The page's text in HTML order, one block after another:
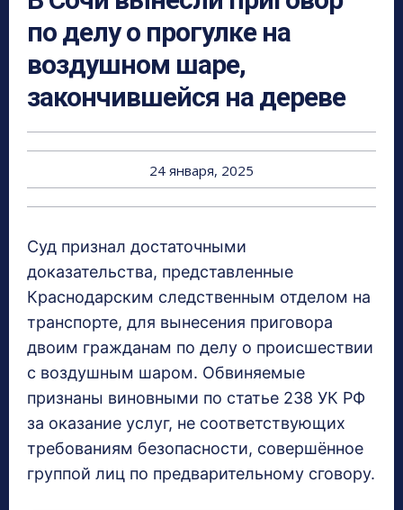
по делу о прогулке на
воздушном шаре,
закончившейся на дереве
24 января, 2025
Суд признал достаточными
доказательства, представленные
Краснодарским следственным отделом на
транспорте, для вынесения приговора
двоим гражданам по делу о происшествии
с воздушным шаром. Обвиняемые
признаны виновными по статье 238 УК РФ
за оказание услуг, не соответствующих
требованиям безопасности, совершённое
группой лиц по предварительному сговору.